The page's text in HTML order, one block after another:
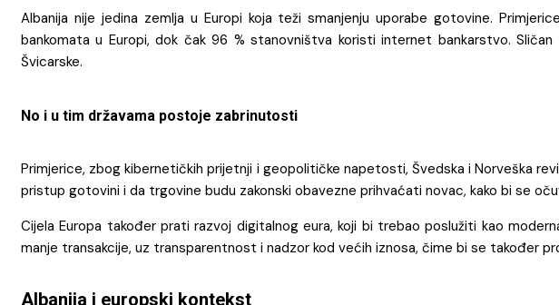
Albanija nije jedina zemlja u Europi koja teži smanjenju uporabe gotovine.
bankomata u Europi, dok čak 96 % stanovništva koristi internet bankarstvo.
Švicarske.
No i u tim državama postoje zabrinutosti
Primjerice, zbog kibernetičkih prijetnji i geopolitičke napetosti, Švedska i Norveška
pristup gotovini i da trgovine budu zakonski obavezne prihvaćati novac, kako bi se
Cijela Europa također prati razvoj digitalnog eura, koji bi trebao poslužiti kao
manje transakcije, uz transparentnost i nadzor kod većih iznosa, čime bi se također
Albanija i europski kontekst